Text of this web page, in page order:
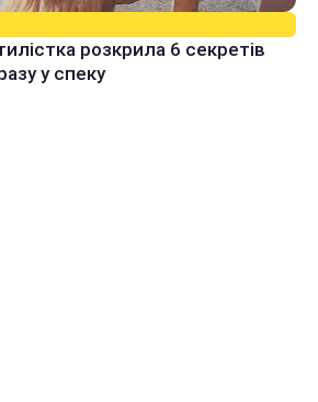
розкрила 6 секретів
у спеку